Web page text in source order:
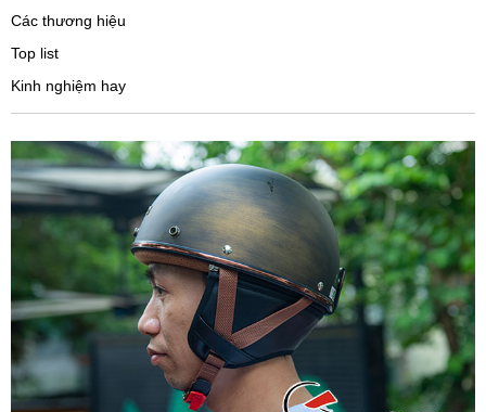
Các thương hiệu
Top list
Kinh nghiệm hay